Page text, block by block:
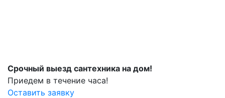
Срочный выезд сантехника на дом!
Приедем в течение часа!
Оставить заявку